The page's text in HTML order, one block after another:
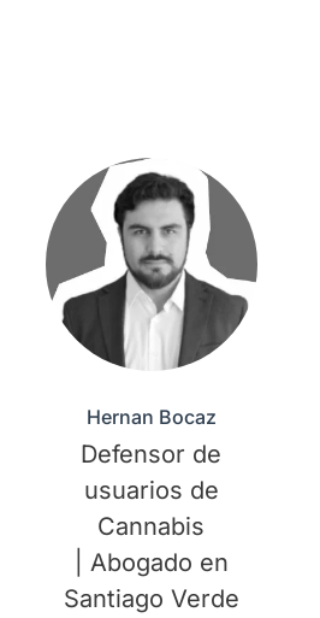
Hernan Bocaz
Defensor de
usuarios de
Cannabis
| Abogado en
Santiago Verde